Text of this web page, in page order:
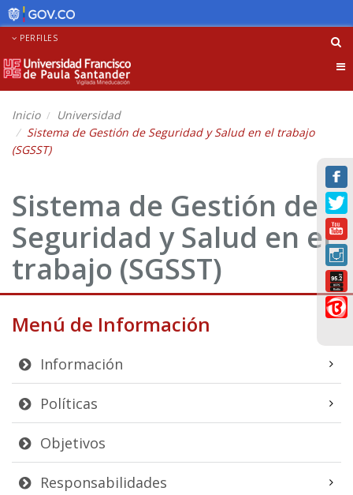
PERFILES
Inicio
Universidad
Sistema de Gestión de Seguridad y Salud en el trabajo
(SGSST)
Sistema de Gestión de
Seguridad y Salud en el
trabajo (SGSST)
Menú de Información
Información
Políticas
Objetivos
Responsabilidades